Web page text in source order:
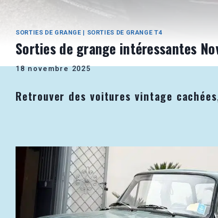
SORTIES DE GRANGE | SORTIES DE GRANGE T4
Sorties de grange intéressantes
18 novembre 2025
Retrouver des voitures vintage